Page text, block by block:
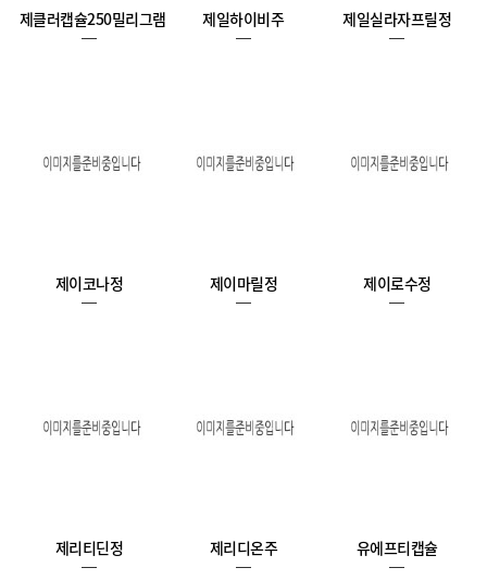
제클러캡슐250밀리그램 제일하이비주 제일실라자프릴정
제이코나정 제이마릴정 제이로수정
제리티딘정 제리디온주 유에프티캡슐